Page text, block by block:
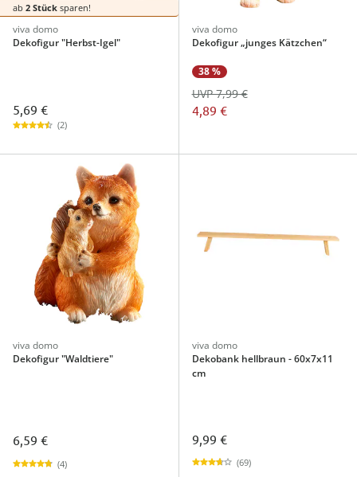
ab 2 Stück sparen!
viva domo
Dekofigur "Herbst-Igel"
5,69 €
(2)
viva domo
Dekofigur „junges Kätzchen“
38 %
4,89 €
UVP 7,99 €
viva domo
Dekofigur "Waldtiere"
6,59 €
(4)
viva domo
Dekobank hellbraun - 60x7x11
cm
9,99 €
(69)